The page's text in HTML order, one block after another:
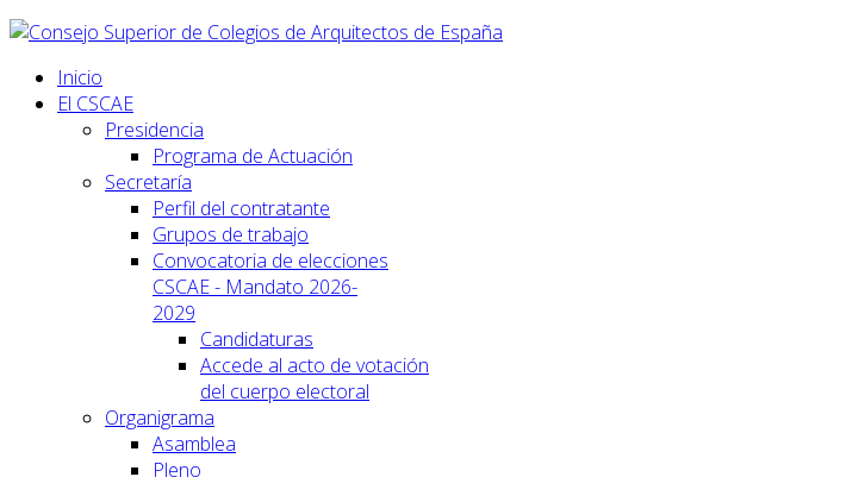
Inicio
El CSCAE
Presidencia
Programa de Actuación
Secretaría
Perfil del contratante
Grupos de trabajo
Convocatoria de elecciones
CSCAE - Mandato 2026-
2029
Candidaturas
Accede al acto de votación
del cuerpo electoral
Organigrama
Asamblea
Pleno